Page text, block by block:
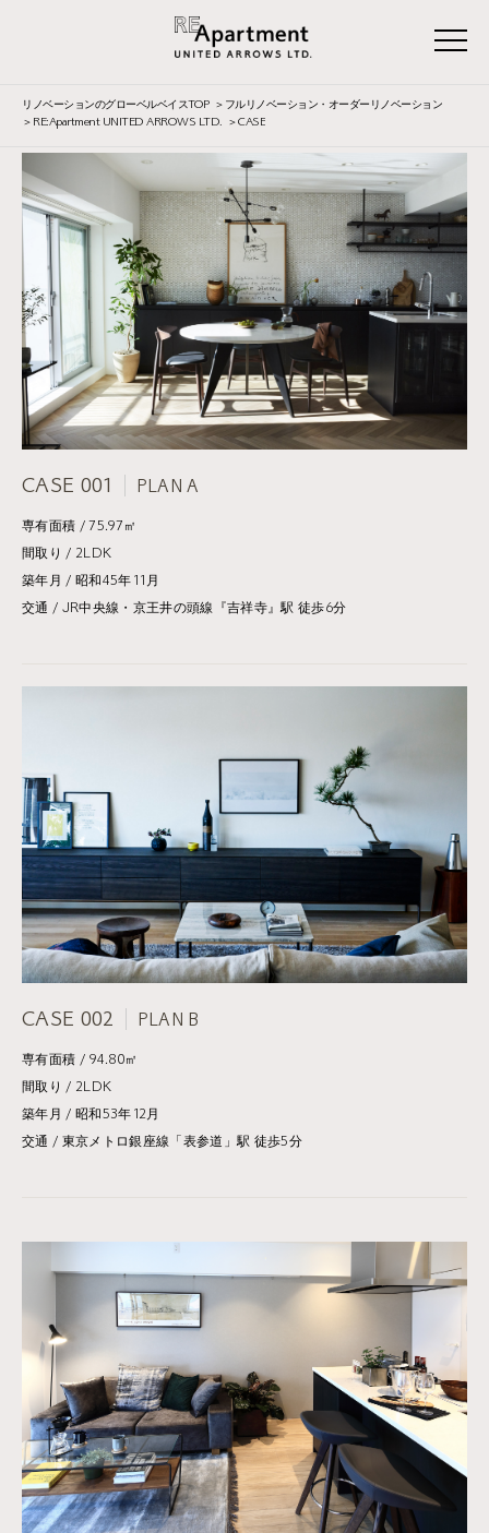
リノベーションのグローベルベイスTOP
フルリノベーション・オーダーリノベーション
RE:Apartment UNITED ARROWS LTD.
CASE
CASE 001 PLAN A
専有面積 / 75.97㎡
間取り / 2LDK
築年月 / 昭和45年11月
交通 / JR中央線・京王井の頭線『吉祥寺』駅 徒歩6分
CASE 002 PLAN B
専有面積 / 94.80㎡
間取り / 2LDK
築年月 / 昭和53年12月
交通 / 東京メトロ銀座線「表参道」駅 徒歩5分